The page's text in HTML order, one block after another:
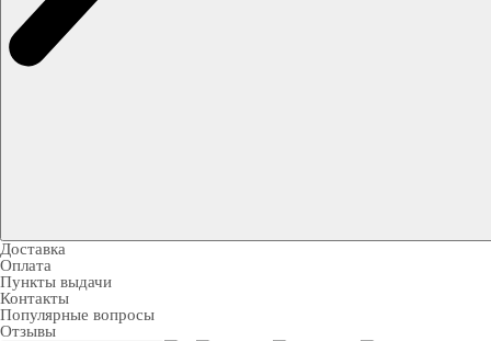
Доставка
Оплата
Пункты выдачи
Контакты
Популярные вопросы
Отзывы